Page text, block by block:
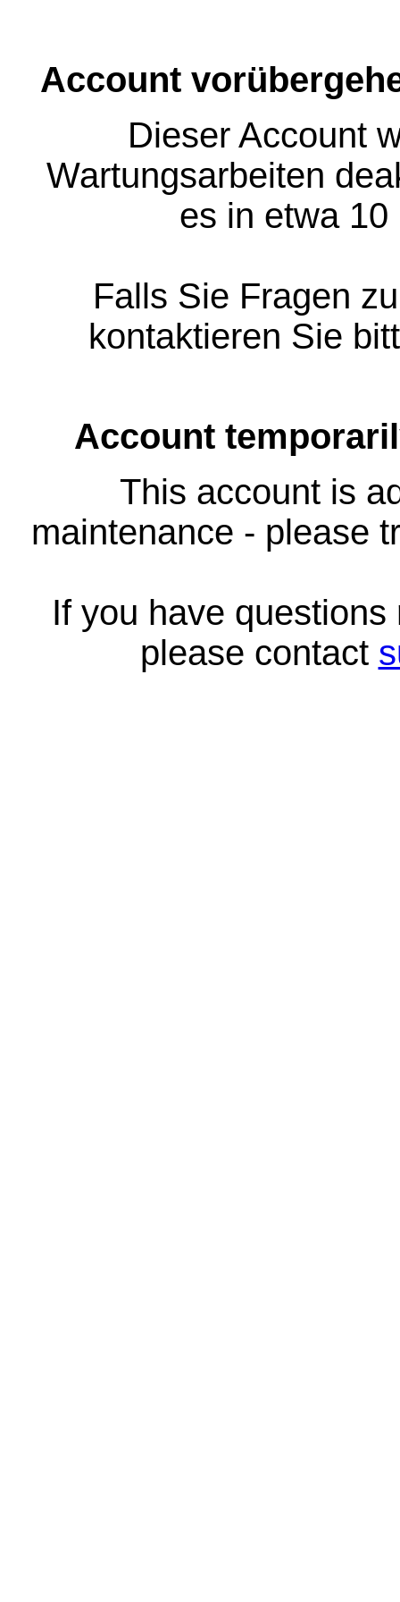
Account
Dieser Account
Wartungsarbeiten
es in etwa
Falls Sie Fragen
kontaktieren Sie
Account
This account is
maintenance - please
If you have
please contact